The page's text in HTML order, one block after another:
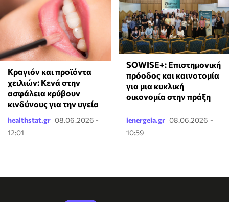
Κραγιόν και προϊόντα
χειλιών: Κενά στην
ασφάλεια κρύβουν
κινδύνους για την υγεία
healthstat.gr 08.06.2026 -
12:01
SOWISE+: Επιστημονική
πρόοδος και καινοτομία
για μια κυκλική
οικονομία στην πράξη
ienergeia.gr 08.06.2026 -
10:59